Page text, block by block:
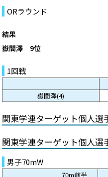
ORラウンド
結果
嶽間澤 9位
1回戦
嶽間澤(4)
関東学連ターゲット個人選
関東学連ターゲット個人
男子70mW
70m前半